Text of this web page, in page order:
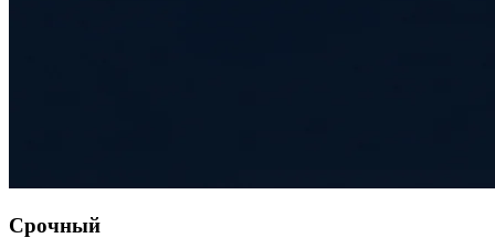
Срочный